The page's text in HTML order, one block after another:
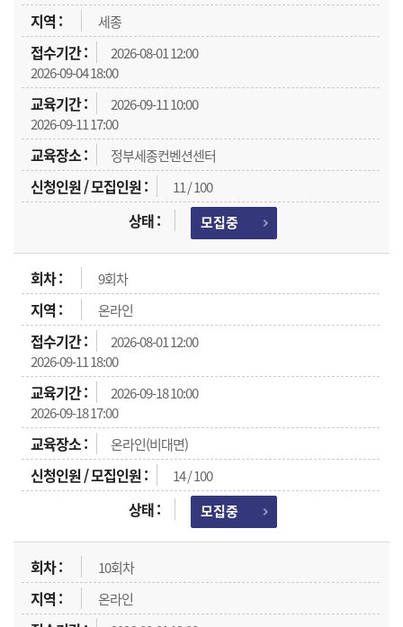
세종
2026-08-01 12:00
2026-09-04 18:00
2026-09-11 10:00
2026-09-11 17:00
정부세종컨벤션센터
11 / 100
모집중
9회차
온라인
2026-08-01 12:00
2026-09-11 18:00
2026-09-18 10:00
2026-09-18 17:00
온라인(비대면)
14 / 100
모집중
10회차
온라인